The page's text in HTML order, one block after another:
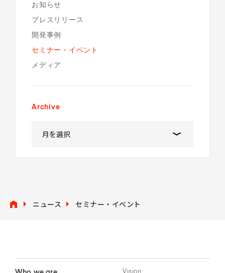
お知らせ
プレスリリース
開発事例
セミナー・イベント
メディア
Archive
ニュース セミナー・イベント